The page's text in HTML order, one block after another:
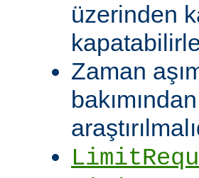
üzerinden
Zaman